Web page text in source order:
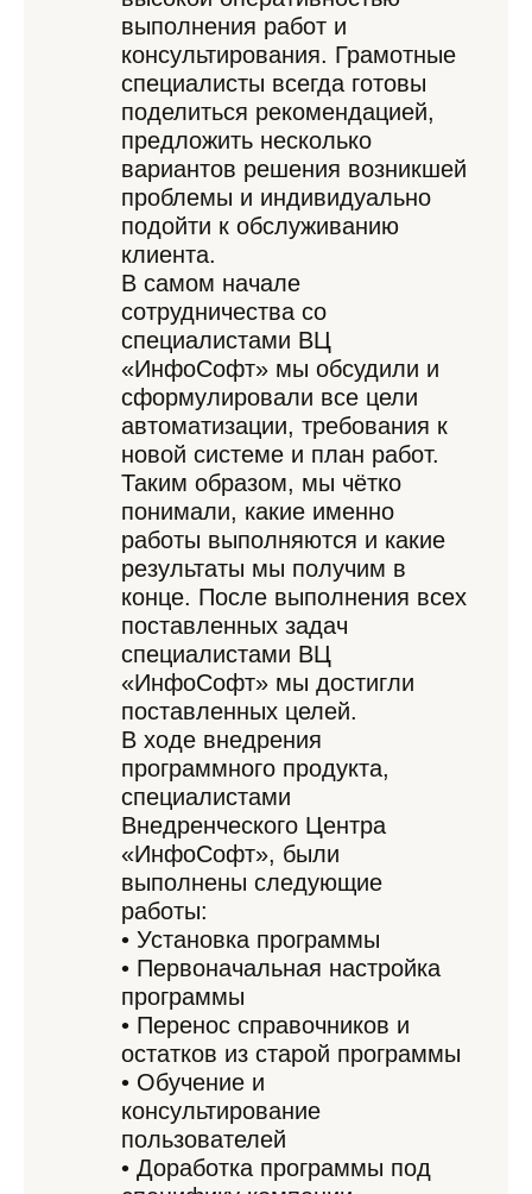
выполнения работ и
консультирования. Грамотные
специалисты всегда готовы
поделиться рекомендацией,
предложить несколько
вариантов решения возникшей
проблемы и индивидуально
подойти к обслуживанию
клиента.
В самом начале
сотрудничества со
специалистами ВЦ
«ИнфоСофт» мы обсудили и
сформулировали все цели
автоматизации, требования к
новой системе и план работ.
Таким образом, мы чётко
понимали, какие именно
работы выполняются и какие
результаты мы получим в
конце. После выполнения всех
поставленных задач
специалистами ВЦ
«ИнфоСофт» мы достигли
поставленных целей.
В ходе внедрения
программного продукта,
специалистами
Внедренческого Центра
«ИнфоСофт», были
выполнены следующие
работы:
• Установка программы
• Первоначальная настройка
программы
• Перенос справочников и
остатков из старой программы
• Обучение и
консультирование
пользователей
• Доработка программы под